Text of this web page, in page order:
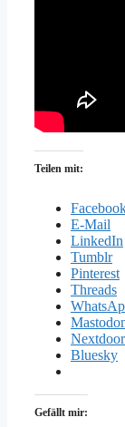
Teilen mit:
E-Mail
LinkedIn
Tumblr
Pinterest
Threads
Nextdoor
Bluesky
Gefällt mir: